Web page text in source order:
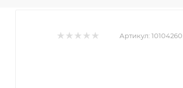
Артикул: 10104260